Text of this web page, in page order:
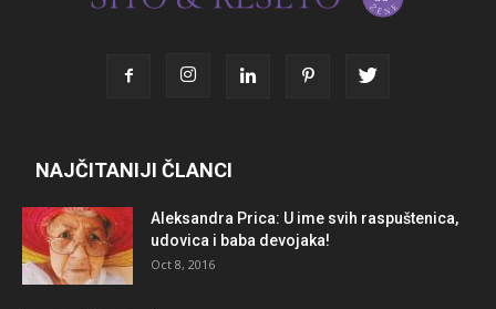
NAJČITANIJI ČLANCI
Aleksandra Prica: U ime svih raspuštenica,
udovica i baba devojaka!
Oct 8, 2016